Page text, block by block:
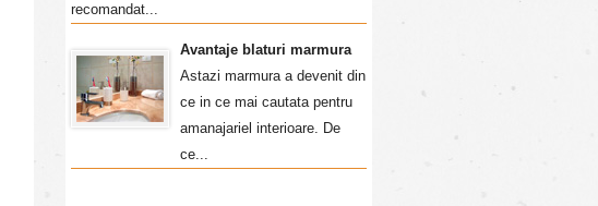
recomandat...
Avantaje blaturi marmura
Astazi marmura a devenit din
ce in ce mai cautata pentru
amanajariel interioare. De
ce...